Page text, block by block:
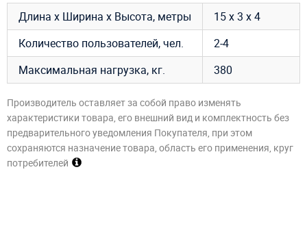
Длина х Ширина х Высота, метры
15 х 3 х 4
Количество пользователей, чел.
2-4
Максимальная нагрузка, кг.
380
Производитель оставляет за собой право изменять
характеристики товара, его внешний вид и комплектность без
предварительного уведомления Покупателя, при этом
сохраняются назначение товара, область его применения, круг
потребителей